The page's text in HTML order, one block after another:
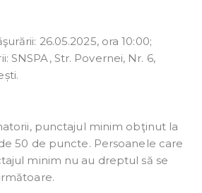
26.05.2025, ora 10:00;
SNSPA, Str. Povernei, Nr. 6,
punctajul minim obţinut la
50 de puncte. Persoanele care
minim nu au dreptul să se